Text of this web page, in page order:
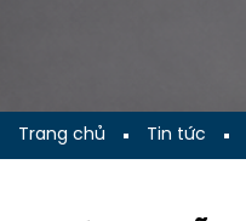
Trang chủ Tin tức